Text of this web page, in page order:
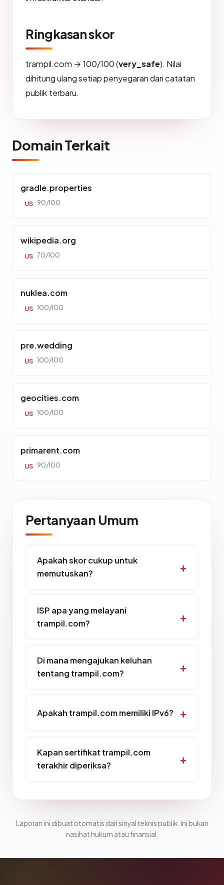
Ringkasan skor
trampil.com → 100/100 (very_safe). Nilai
dihitung ulang setiap penyegaran dari catatan
publik terbaru.
Domain Terkait
gradle.properties
US 90/100
wikipedia.org
US 70/100
nuklea.com
US 100/100
pre.wedding
US 100/100
geocities.com
US 100/100
primarent.com
US 90/100
Pertanyaan Umum
Apakah skor cukup untuk
memutuskan?
ISP apa yang melayani
trampil.com?
Di mana mengajukan keluhan
tentang trampil.com?
Apakah trampil.com memiliki IPv6?
Kapan sertifikat trampil.com
terakhir diperiksa?
Laporan ini dibuat otomatis dari sinyal teknis publik. Ini bukan
nasihat hukum atau finansial.